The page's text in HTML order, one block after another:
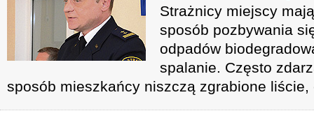
Strażnicy miejscy
sposób pozbywania
odpadów
spalanie. Często
sposób mieszkańcy niszczą zgrabione liście,